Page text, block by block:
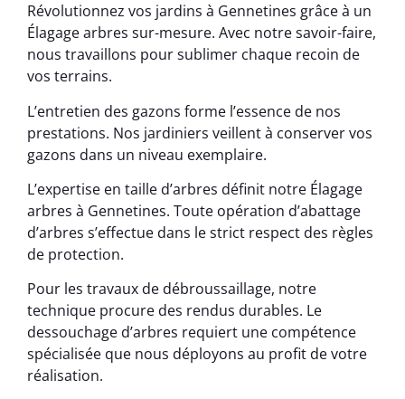
Révolutionnez vos jardins à Gennetines grâce à un
Élagage arbres sur-mesure. Avec notre savoir-faire,
nous travaillons pour sublimer chaque recoin de
vos terrains.
L’entretien des gazons forme l’essence de nos
prestations. Nos jardiniers veillent à conserver vos
gazons dans un niveau exemplaire.
L’expertise en taille d’arbres définit notre Élagage
arbres à Gennetines. Toute opération d’abattage
d’arbres s’effectue dans le strict respect des règles
de protection.
Pour les travaux de débroussaillage, notre
technique procure des rendus durables. Le
dessouchage d’arbres requiert une compétence
spécialisée que nous déployons au profit de votre
réalisation.